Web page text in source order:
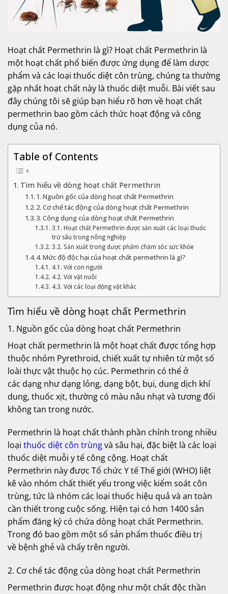
Hoạt chất Permethrin là gì? Hoạt chất Permethrin là
một hoạt chất phổ biến được ứng dụng để làm dược
phẩm và các loại thuốc diệt côn trùng, chúng ta thường
gặp nhất hoạt chất này là thuốc diệt muỗi. Bài viết sau
đây chúng tôi sẽ giúp bạn hiểu rõ hơn về hoạt chất
permethrin bao gồm cách thức hoạt động và công
dụng của nó.
Table of Contents
Tìm hiểu về dòng hoạt chất Permethrin
1. Nguồn gốc của dòng hoạt chất Permethrin
2. Cơ chế tác động của dòng hoạt chất Permethrin
3. Công dụng của dòng hoạt chất Permethrin
3.1. Hoạt chất Permethrin được sản xuất các loại thuốc
trừ sâu trong nông nghiệp
3.2. Sản xuất trong dược phẩm chăm sóc sức khỏe
4. Mức độ độc hại của hoạt chất permethrin là gì?
4.1. Với con người
4.2. Với vật nuôi
4.3. Với các loại động vật khác
Tìm hiểu về dòng hoạt chất Permethrin
1. Nguồn gốc của dòng hoạt chất Permethrin
Hoạt chất permethrin là một hoạt chất được tổng hợp
thuộc nhóm Pyrethroid, chiết xuất tự nhiên từ một số
loài thực vật thuộc họ cúc. Permethrin có thể ở
các dạng như dạng lỏng, dạng bột, bụi, dung dịch khí
dung, thuốc xịt, thường có màu nâu nhạt và tương đối
không tan trong nước.
Permethrin là hoạt chất thành phần chính trong nhiều
loại thuốc diệt côn trùngvà sâu hại, đặc biệt là các loại
thuốc diệt muỗi y tế công cộng. Hoạt chất
Permethrin này được Tổ chức Y tế Thế giới (WHO) liệt
kê vào nhóm chất thiết yếu trong việc kiểm soát côn
trùng, tức là nhóm các loại thuốc hiệu quả và an toàn
cần thiết trong cuộc sống. Hiện tại có hơn 1400 sản
phẩm đăng ký có chứa dòng hoạt chất Permethrin.
Trong đó bao gồm một số sản phẩm thuốc điều trị
về bệnh ghẻ và chấy trên người.
2. Cơ chế tác động của dòng hoạt chất Permethrin
Permethrin được hoạt động như một chất độc thần